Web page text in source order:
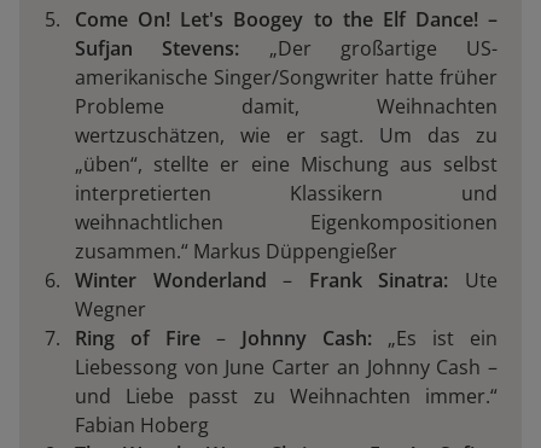
Come On! Let's Boogey to the Elf Dance! –
Sufjan Stevens: „Der großartige US-
amerikanische Singer/Songwriter hatte früher
Probleme damit, Weihnachten
wertzuschätzen, wie er sagt. Um das zu
„üben“, stellte er eine Mischung aus selbst
interpretierten Klassikern und
weihnachtlichen Eigenkompositionen
zusammen.“ Markus Düppengießer
Winter Wonderland– Frank Sinatra: Ute
Wegner
Ring of Fire – Johnny Cash: „Es ist ein
Liebessong von June Carter an Johnny Cash –
und Liebe passt zu Weihnachten immer.“
Fabian Hoberg